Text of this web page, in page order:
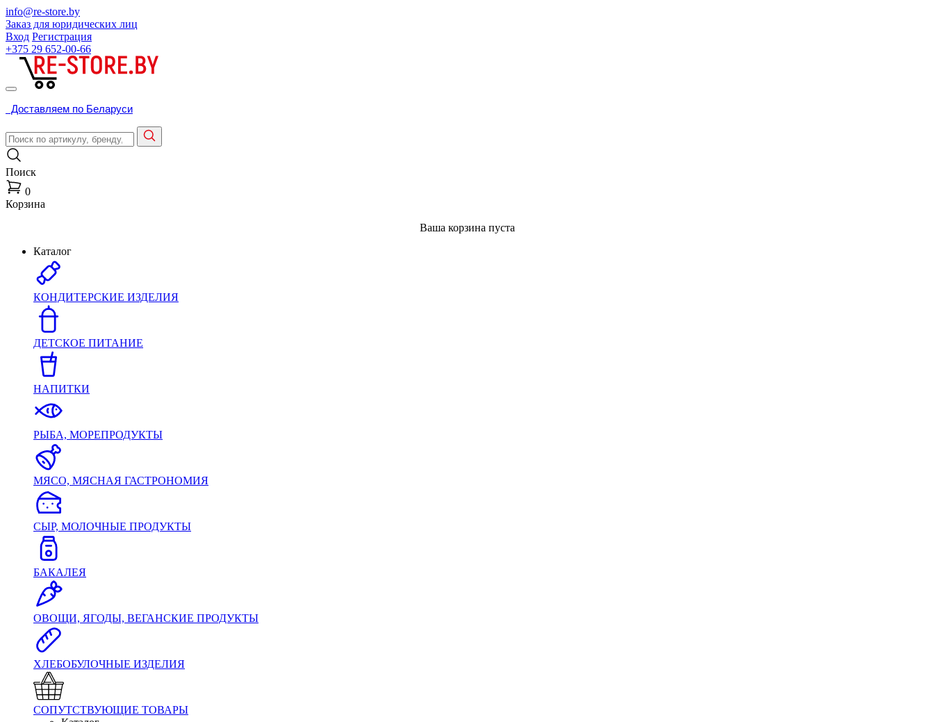
info@re-store.by
Заказ для юридических лиц
Вход Регистрация
+375 29 652-00-66
Доставляем по Беларуси
Поиск
0
Корзина
Ваша корзина пуста
Каталог
КОНДИТЕРСКИЕ ИЗДЕЛИЯ
ДЕТСКОЕ ПИТАНИЕ
НАПИТКИ
РЫБА, МОРЕПРОДУКТЫ
МЯСО, МЯСНАЯ ГАСТРОНОМИЯ
СЫР, МОЛОЧНЫЕ ПРОДУКТЫ
БАКАЛЕЯ
ОВОЩИ, ЯГОДЫ, ВЕГАНСКИЕ ПРОДУКТЫ
ХЛЕБОБУЛОЧНЫЕ ИЗДЕЛИЯ
СОПУТСТВУЮЩИЕ ТОВАРЫ